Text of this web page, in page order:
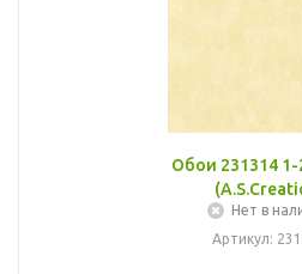
Обои 231314 1-
Нет в
Артикул: